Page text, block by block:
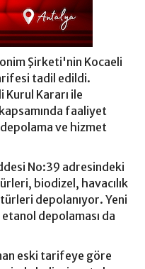
Şirketi'nin Kocaeli
tadil edildi.
Kararı ile
faaliyet
ve hizmet
No:39 adresindeki
biodizel, havacılık
depolanıyor. Yeni
depolaması da
eski tarifeye göre